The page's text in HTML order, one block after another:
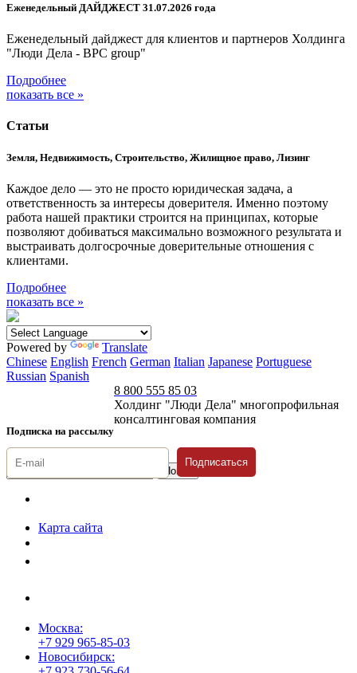
Еженедельный ДАЙДЖЕСТ 31.07.2026 года
Еженедельный дайджест для клиентов и партнеров Холдинга
"Люди Дела - BPC group"
Подробнее
показать все »
Статьи
Земля, Недвижимость, Строительство, Жилищное право, Лизинг
Каждое дело — это не просто юридическая задача, а
ответственность за интересы доверителя. Именно поэтому
работа нашей практики строится на принципах, которые
позволяют добиваться максимально возможного результата и
выстраивать долгосрочные доверительные отношения с
клиентами.
Подробнее
показать все »
Powered by
Translate
Chinese English French German Italian Japanese Portuguese
Russian Spanish
Подписка на рассылку
8 800 555 85 03
Холдинг "Люди Дела" многопрофильная
консалтинговая компания
Подписаться
Карта сайта
Москва:
+7 929 965-85-03
Новосибирск: